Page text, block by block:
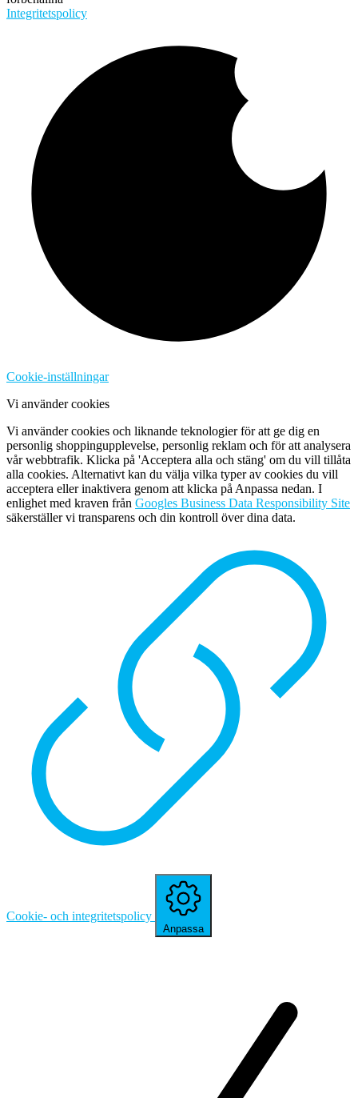
Integritetspolicy
Cookie-inställningar
Vi använder cookies
Vi använder cookies och liknande teknologier för att ge dig en
personlig shoppingupplevelse, personlig reklam och för att analysera
vår webbtrafik. Klicka på 'Acceptera alla och stäng' om du vill tillåta
alla cookies. Alternativt kan du välja vilka typer av cookies du vill
acceptera eller inaktivera genom att klicka på Anpassa nedan. I
enlighet med kraven från Googles Business Data Responsibility Site
säkerställer vi transparens och din kontroll över dina data.
Cookie- och integritetspolicy
Anpassa